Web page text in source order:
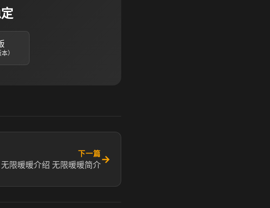
）
下一篇
无限暖暖介绍 无限暖暖简介→